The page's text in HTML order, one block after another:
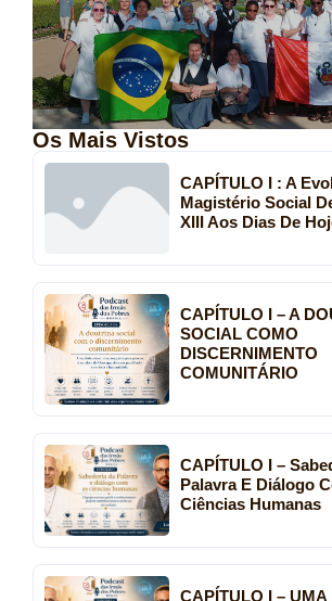
Os Mais Vistos
CAPÍTULO I : A
Magistério Social
XIII Aos Dias De
CAPÍTULO I – A
SOCIAL COMO
DISCERNIMENTO
COMUNITÁRIO
CAPÍTULO I –
Palavra E Diálogo
Ciências Humanas
CAPÍTULO I – UMA